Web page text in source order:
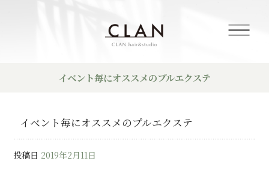
イベント毎にオススメのプルエクステ
イベント毎にオススメのプルエクステ
投稿日 2019年2月11日